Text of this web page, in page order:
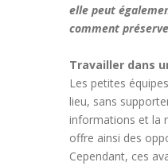
elle peut
comment
Travailler dans
Les petites
lieu, sans
informations et la
offre ainsi des
Cependant, ces